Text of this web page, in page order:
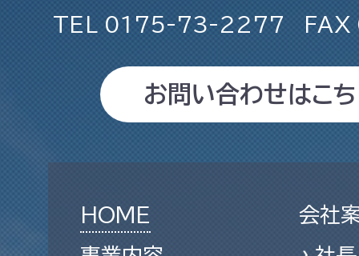
TEL 0175-73-2277 FAX
お問い合わせはこ
HOME
会社